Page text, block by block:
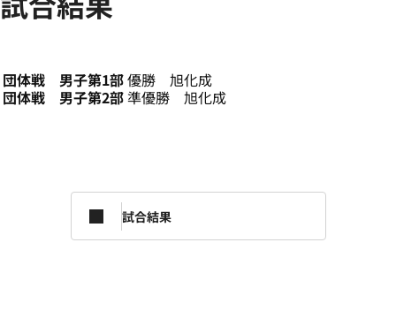
団体戦 男子第1部優勝 旭化成
団体戦 男子第2部準優勝 旭化成
試合結果